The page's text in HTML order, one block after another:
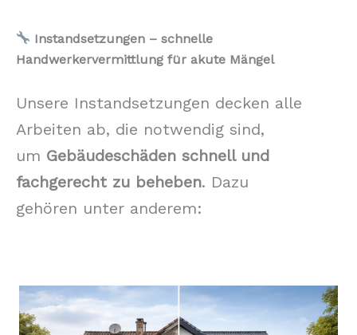
Instandsetzungen – schnelle
Handwerkervermittlung für akute Mängel
Unsere Instandsetzungen decken alle
Arbeiten ab, die notwendig sind,
um Gebäudeschäden schnell und
fachgerecht zu beheben. Dazu
gehören unter anderem: